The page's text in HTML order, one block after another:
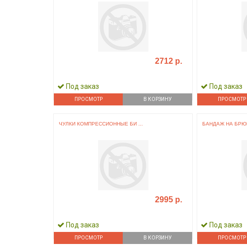
2712 р.
Под заказ
ПРОСМОТР В КОРЗИНУ
Под заказ
ПРОСМОТР
ЧУЛКИ КОМПРЕССИОННЫЕ БИ ...
2995 р.
Под заказ
ПРОСМОТР В КОРЗИНУ
БАНДАЖ НА
Под заказ
ПРОСМОТР